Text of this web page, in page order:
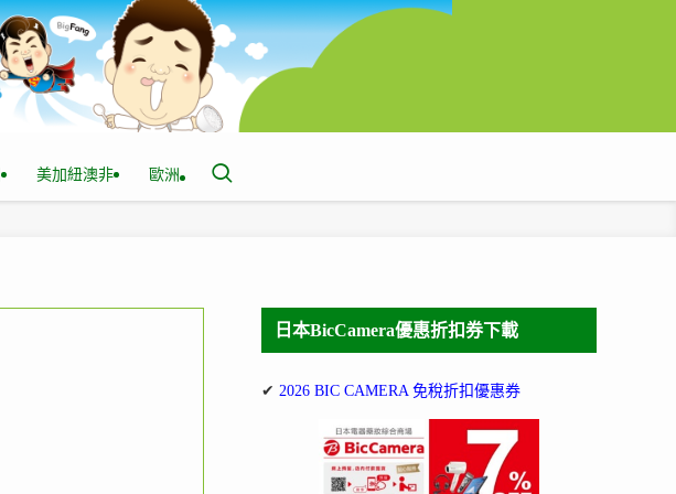
美加紐澳非 歐洲
日本BicCamera優惠折扣券下載
✔ 2026 BIC CAMERA 免稅折扣優惠券